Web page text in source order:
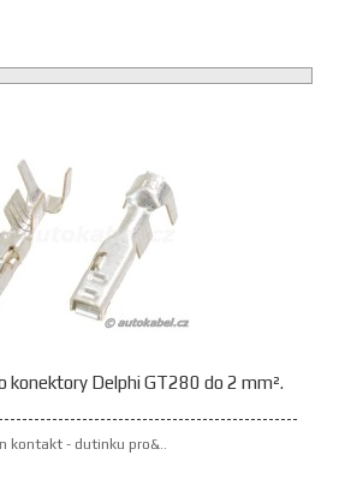
konektory Delphi GT280 do 2 mm².
kontakt - dutinku pro&..